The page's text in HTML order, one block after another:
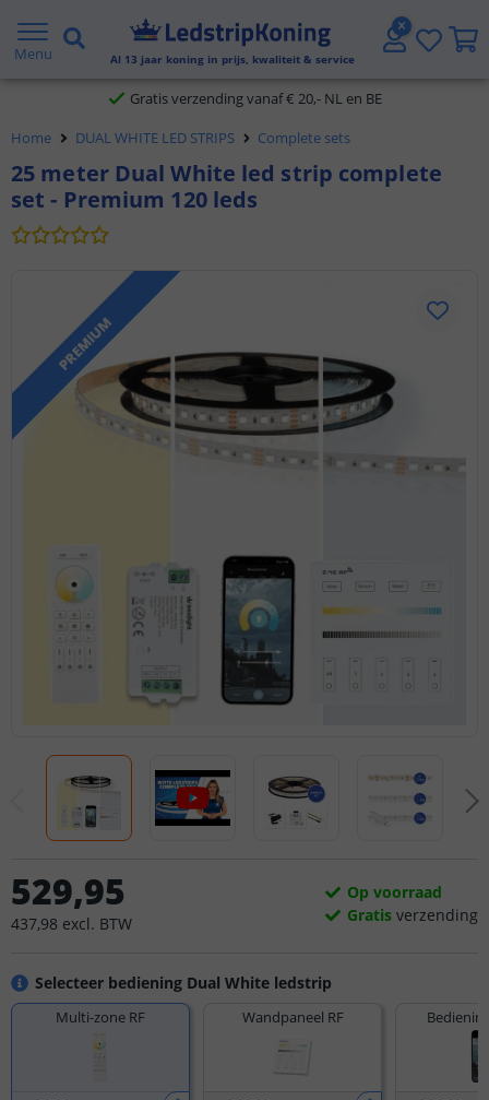
Menu Al 13 jaar koning in prijs, kwaliteit & service
5 jaar garantie
Gratis verzending vanaf € 20,- NL en BE
Klantbeoordeling 9.1
Voor 23:45 uur besteld,
Home DUAL WHITE LED STRIPS Complete sets
25 meter Dual White led strip complete
set - Premium 120 leds
PREMIUM
Selecteer bediening Dual White ledstrip
Multi-zone RF Wandpaneel RF
529,95
437,98 excl. BTW
Op voorraad
Gratis verzending